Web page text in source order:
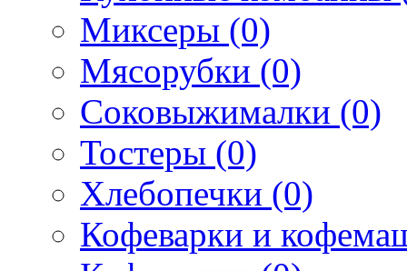
Миксеры (0)
Мясорубки (0)
Соковыжималки (0)
Тостеры (0)
Хлебопечки (0)
Кофеварки и